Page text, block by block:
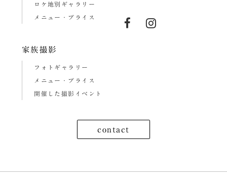
ロケ地別ギャラリー
メニュー・プライス
家族撮影
フォトギャラリー
メニュー・プライス
開催した撮影イベント
contact